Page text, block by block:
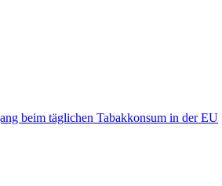
beim täglichen Tabakkonsum in der EU